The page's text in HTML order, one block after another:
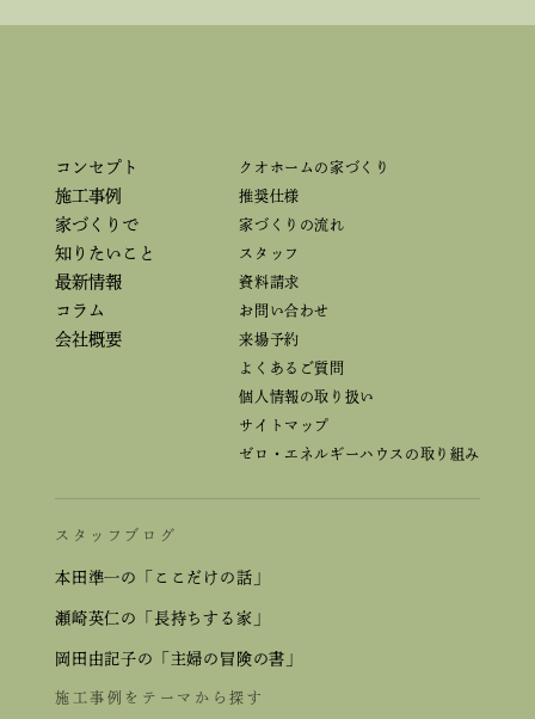
コンセプト
施工事例
家づくりで
知りたいこと
最新情報
コラム
会社概要
クオホームの家づくり
推奨仕様
家づくりの流れ
スタッフ
資料請求
お問い合わせ
来場予約
よくあるご質問
個人情報の取り扱い
サイトマップ
ゼロ・エネルギーハウスの取り組み
スタッフブログ
本田準一の「ここだけの話」
瀬崎英仁の「長持ちする家」
岡田由記子の「主婦の冒険の書」
施工事例をテーマから探す